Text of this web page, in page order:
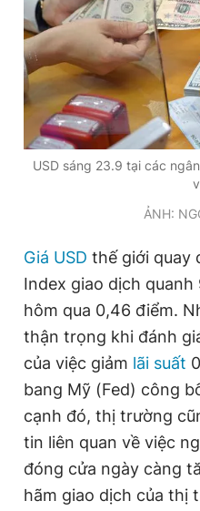
Giấy phép xuất bản số 110/
© 2003-2026 Bản quyền
chép dưới mọi hình thức nếu
bản. Phát triển bởi ePi
USD sáng 23.9 tại các
ẢNH:
Giá USD thế giới quay
Index giao dịch
hôm qua 0,46 điểm.
thận trọng khi đánh
của việc giảm lãi suất
bang Mỹ (Fed) công
cạnh đó, thị trường
tin liên quan về việc
đóng cửa ngày càng
hãm giao dịch của thị